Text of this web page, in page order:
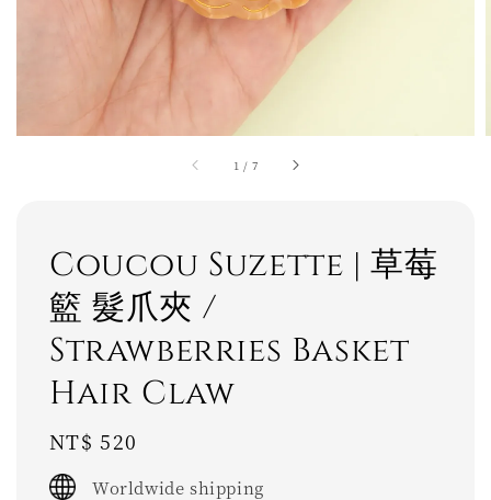
1 / 7
Coucou Suzette | 草莓
籃 髮爪夾 /
Strawberries Basket
Hair Claw
Regular
price
NT$ 520
Worldwide shipping